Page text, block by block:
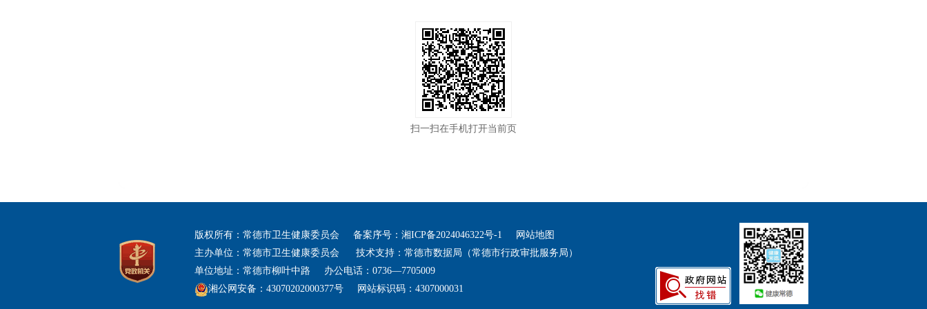
扫一扫在手机打开当前页
版权所有：常德市卫生健康委员会 备案序号： 湘ICP备2024046322号-1
网站地图
主办单位：常德市卫生健康委员会
技术支持：常德市数据局（常德市行政审批服务局）
单位地址：常德市柳叶中路
办公电话：0736—7705009
湘公网安备：43070202000377号
网站标识码：4307000031